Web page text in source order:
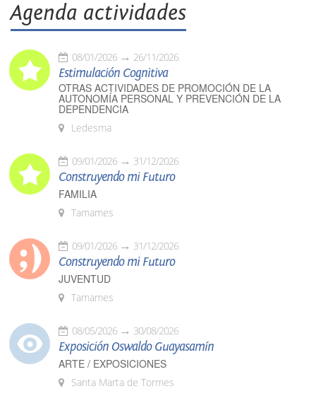
Agenda actividades
08/01/2026 26/11/2026
Estimulación Cognitiva
OTRAS ACTIVIDADES DE PROMOCIÓN DE LA
AUTONOMÍA PERSONAL Y PREVENCIÓN DE LA
DEPENDENCIA
Ledesma
09/01/2026 31/12/2026
Construyendo mi Futuro
FAMILIA
Tamames
09/01/2026 31/12/2026
Construyendo mi Futuro
JUVENTUD
Tamames
08/05/2026 30/08/2026
Exposición Oswaldo Guayasamín
ARTE / EXPOSICIONES
Santa Marta de Tormes